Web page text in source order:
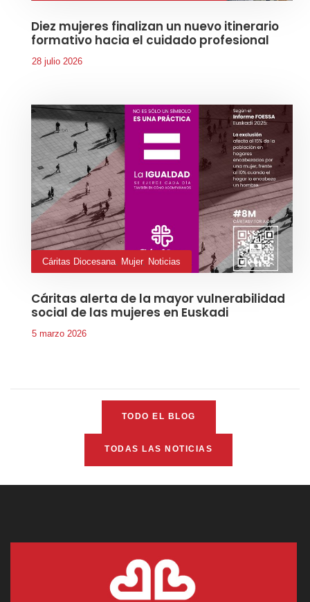
Diez mujeres finalizan un nuevo itinerario
formativo hacia el cuidado profesional
28 julio 2026
Cáritas Diocesana Mujer, Noticias
Cáritas alerta de la mayor vulnerabilidad
social de las mujeres en Euskadi
5 marzo 2026
TODO EL BLOG
TODAS LAS NOTICIAS